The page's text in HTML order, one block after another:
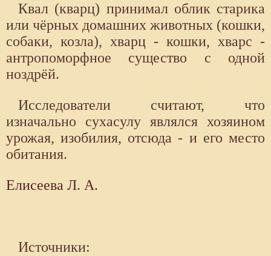
Квал (кварц) принимал облик старика
или чёрных домашних животных (кошки,
собаки, козла), хварц - кошки, хварс -
антропоморфное существо с одной
ноздрёй.
Исследователи считают, что
изначально сухасулу являлся хозяином
урожая, изобилия, отсюда - и его место
обитания.
Елисеева Л. А.
Источники: